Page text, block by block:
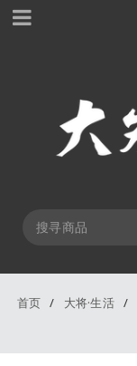
首页 / 大将·生活 /